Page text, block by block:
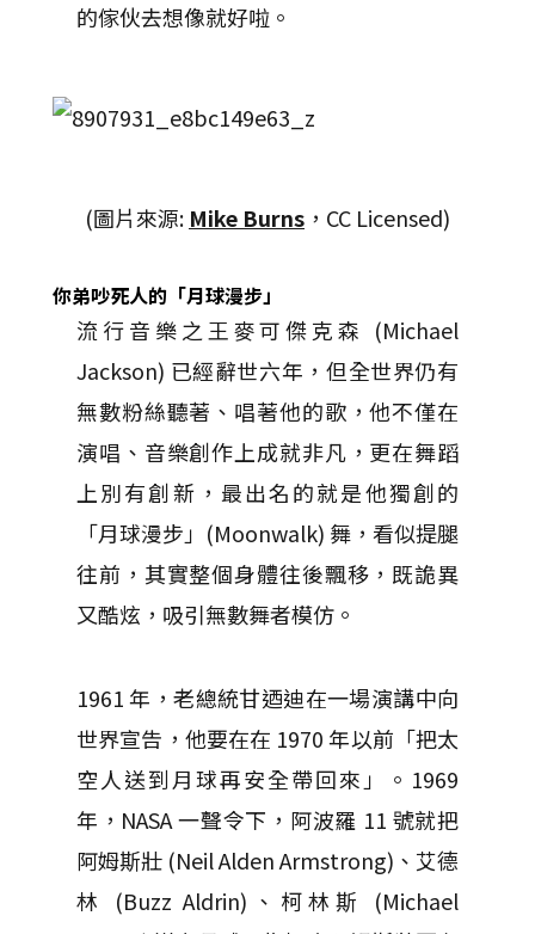
的傢伙去想像就好啦。
(圖片來源: Mike Burns ，CC Licensed)
你弟吵死人的「月球漫步」
流行音樂之王麥可傑克森 (Michael
Jackson) 已經辭世六年，但全世界仍有
無數粉絲聽著、唱著他的歌，他不僅在
演唱、音樂創作上成就非凡，更在舞蹈
上別有創新，最出名的就是他獨創的
「月球漫步」(Moonwalk) 舞，看似提腿
往前，其實整個身體往後飄移，既詭異
又酷炫，吸引無數舞者模仿。
1961 年，老總統甘迺迪在一場演講中向
世界宣告，他要在在 1970 年以前「把太
空人送到月球再安全帶回來」。1969
年，NASA 一聲令下，阿波羅 11 號就把
阿姆斯壯 (Neil Alden Armstrong)、艾德
林 (Buzz Aldrin)、柯林斯 (Michael